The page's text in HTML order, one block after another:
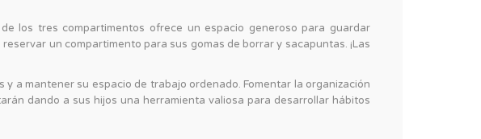
los tres compartimentos ofrece un espacio generoso para guardar
un compartimento para sus gomas de borrar y sacapuntas. ¡Las
a mantener su espacio de trabajo ordenado. Fomentar la organización
dando a sus hijos una herramienta valiosa para desarrollar hábitos